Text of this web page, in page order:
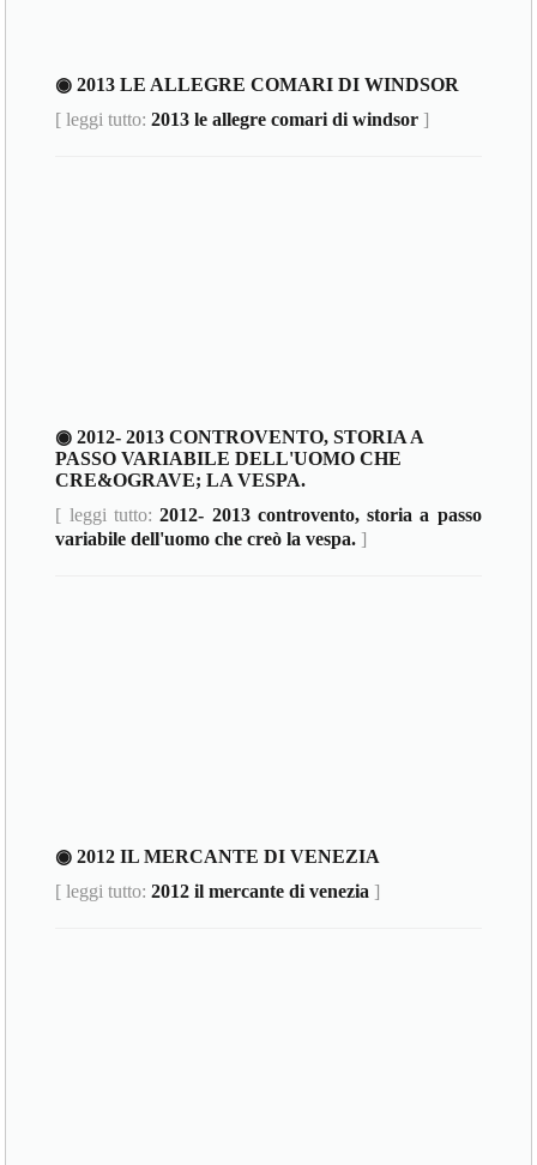
◉ 2013 LE ALLEGRE COMARI DI WINDSOR
[ leggi tutto:2013 le allegre comari di windsor ]
◉ 2012- 2013 CONTROVENTO, STORIA A
PASSO VARIABILE DELL'UOMO CHE
CRE&OGRAVE; LA VESPA.
[ leggi tutto:2012- 2013 controvento, storia a passo
variabile dell'uomo che creò la vespa. ]
◉ 2012 IL MERCANTE DI VENEZIA
[ leggi tutto:2012 il mercante di venezia ]